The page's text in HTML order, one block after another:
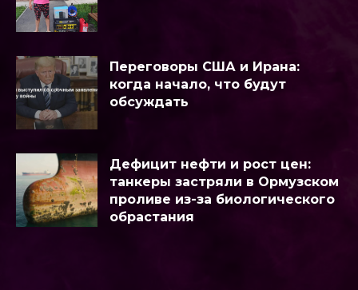
Переговоры США и Ирана:
когда начало, что будут
обсуждать
Дефицит нефти и рост цен:
танкеры застряли в Ормузском
проливе из-за биологического
обрастания